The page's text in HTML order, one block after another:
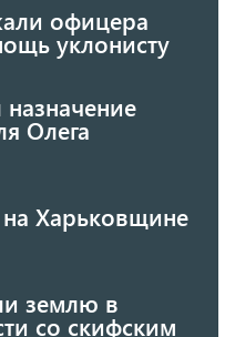
офицера
уклонисту
Олега
Харьковщине
землю в
со скифским